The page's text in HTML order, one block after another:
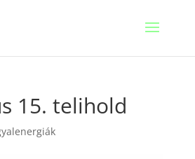
15. telihold